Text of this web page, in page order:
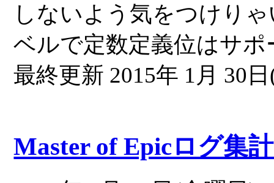
しないよう気をつけり
ベルで定数定義位はサ
最終更新 2015年 1月 30
Master of Epicログ集